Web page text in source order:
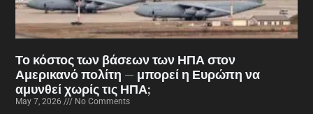
Το κόστος των βάσεων των ΗΠΑ στον
Αμερικανό πολίτη — μπορεί η Ευρώπη να
αμυνθεί χωρίς τις ΗΠΑ;
May 7, 2026 No Comments